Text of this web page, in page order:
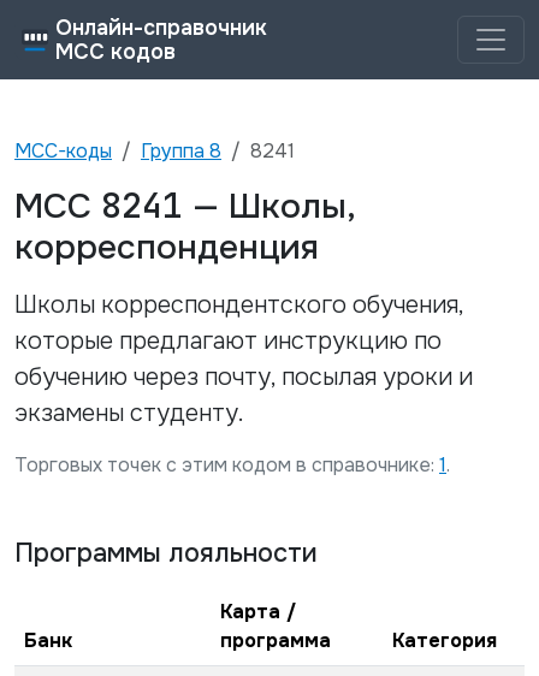
Онлайн-справочник
MCC кодов
MCC-коды Группа 8 8241
MCC 8241 — Школы,
корреспонденция
Школы корреспондентского обучения,
которые предлагают инструкцию по
обучению через почту, посылая уроки и
экзамены студенту.
Торговых точек с этим кодом в справочнике: 1.
Программы лояльности
Банк
Карта /
программа
Категория